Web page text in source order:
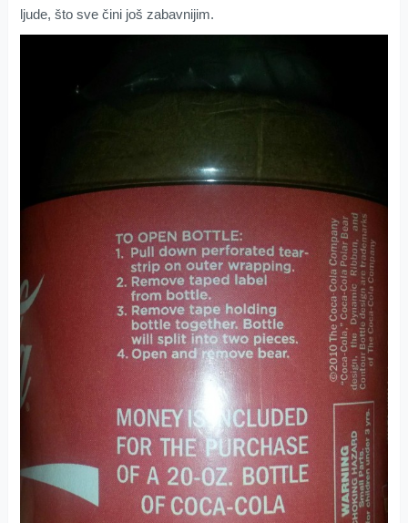
ljude, što sve čini još zabavnijim.